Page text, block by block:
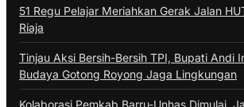
51 Regu Pelajar Meriahkan Gerak Jalan
Riaja
Tinjau Aksi Bersih-Bersih TPI, Bupati Andi
Budaya Gotong Royong Jaga Lingkungan
Kolaborasi Pemkab Barru-Unhas Dimulai,